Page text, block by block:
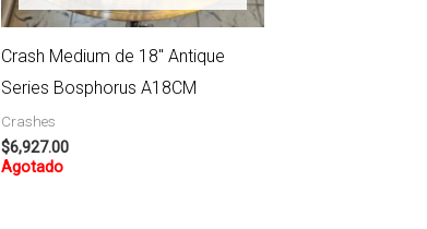
Crash Medium de 18″ Antique
Series Bosphorus A18CM
Crashes
$6,927.00
Agotado